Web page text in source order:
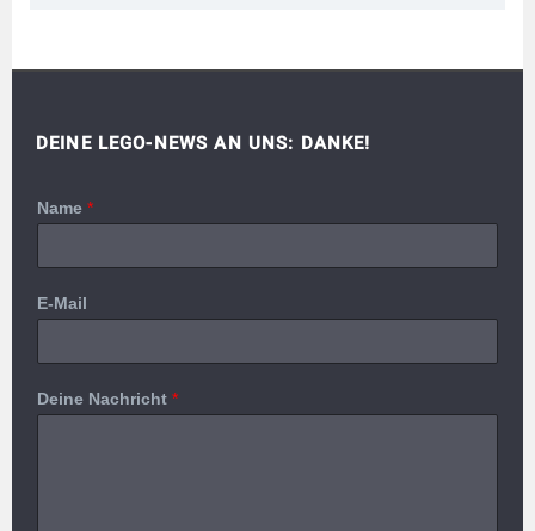
DEINE LEGO-NEWS AN UNS: DANKE!
Name *
E-Mail
Deine Nachricht *